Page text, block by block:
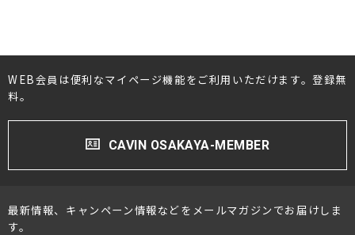
WEB会員は便利なマイページ機能をご利用いただけます。登録無
料。
CAVIN OSAKAYA-MEMBER
最新情報、キャンペーン情報などをメールマガジンでお届けしま
す。